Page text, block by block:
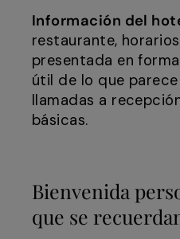
Información del
restaurante,
presentada en
útil de lo que
llamadas a
básicas.
Bienvenida
que se